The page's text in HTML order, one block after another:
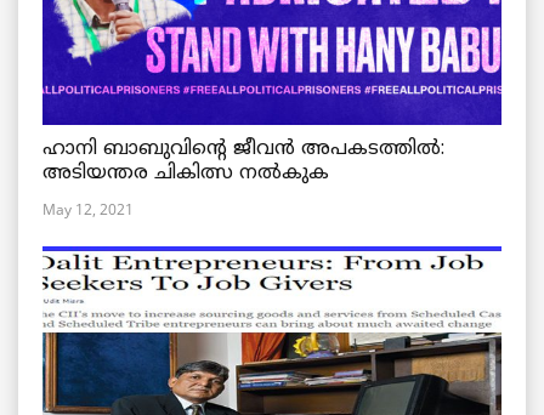
ഹാനി ബാബുവിന്റെ ജീവൻ അപകടത്തിൽ:
അടിയന്തര ചികിത്സ നൽകുക
May 12, 2021